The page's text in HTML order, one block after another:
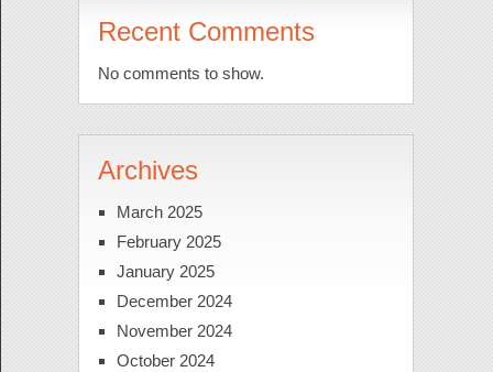
Recent Comments
No comments to show.
Archives
March 2025
February 2025
January 2025
December 2024
November 2024
October 2024